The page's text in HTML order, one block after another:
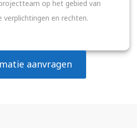
op het gebied van
verplichtingen en rechten.
aanvragen